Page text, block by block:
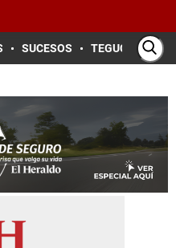
SUCESOS TEGUCIGALPA